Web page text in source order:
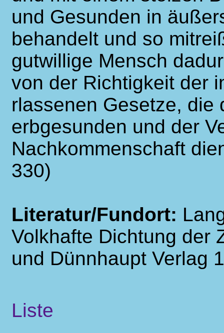
und Gesunden in
behandelt und so
gutwillige Mensch
von der Richtigkeit der
rlassenen Gesetze, die
erbgesunden und der
Nachkommenschaft
330)
Literatur/Fundort:
Volkhafte Dichtung der
und Dünnhaupt Verlag
Liste